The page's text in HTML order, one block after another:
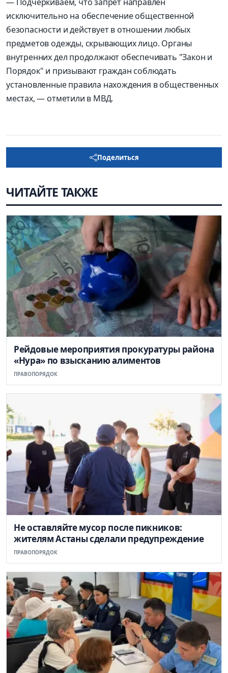
исключительно на обеспечение общественной
безопасности и действует в отношении любых
предметов одежды, скрывающих лицо. Органы
внутренних дел продолжают обеспечивать "Закон и
Порядок" и призывают граждан соблюдать
установленные правила нахождения в общественных
местах, — отметили в МВД.
Поделиться
ЧИТАЙТЕ ТАКЖЕ
Рейдовые мероприятия прокуратуры района
«Нура» по взысканию алиментов
ПРАВОПОРЯДОК
Не оставляйте мусор после пикников:
жителям Астаны сделали предупреждение
ПРАВОПОРЯДОК